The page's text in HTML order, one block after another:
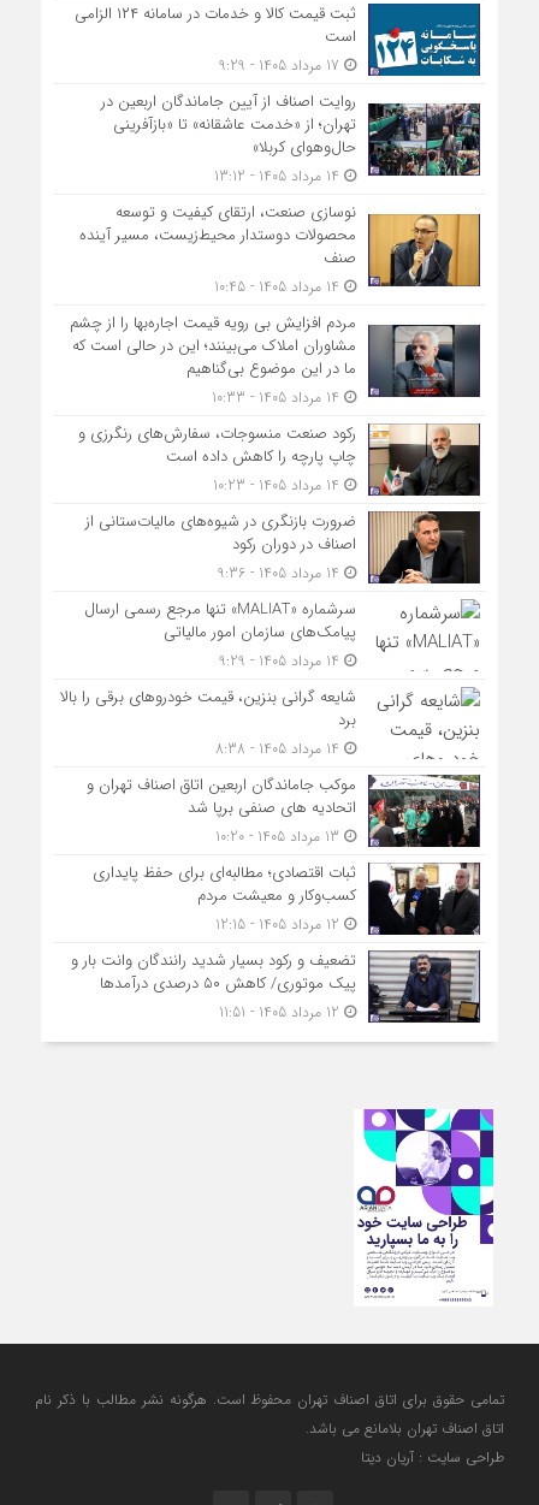
ثبت قیمت کالا و خدمات در سامانه ۱۲۴ الزامی
است
روایت اصناف از آیین جاماندگان اربعین در
تهران؛ از «خدمت عاشقانه» تا «بازآفرینی
حال‌وهوای کربلا»
نوسازی صنعت، ارتقای کیفیت و توسعه
محصولات دوستدار محیط‌زیست، مسیر آینده
صنف
مردم افزایش بی رویه قیمت اجاره‌بها را از چشم
مشاوران املاک می‌بینند؛ این در حالی است که
ما در این موضوع بی‌گناهیم
رکود صنعت منسوجات، سفارش‌های رنگرزی و
چاپ پارچه را کاهش داده است
ضرورت بازنگری در شیوه‌های مالیات‌ستانی از
اصناف در دوران رکود
سرشماره «MALIAT» تنها مرجع رسمی ارسال
پیامک‌های سازمان امور مالیاتی
شایعه گرانی بنزین، قیمت خودروهای برقی را بالا
برد
موکب جاماندگان اربعین اتاق اصناف تهران و
اتحادیه های صنفی برپا شد
ثبات اقتصادی؛ مطالبه‌ای برای حفظ پایداری
کسب‌وکار و معیشت مردم
تضعیف و رکود بسیار شدید رانندگان وانت بار و
پیک موتوری/ کاهش ۵۰ درصدی درآمدها
تمامی حقوق برای اتاق اصناف تهران محفوظ است. هرگونه نشر مطالب با ذكر نام
اتاق اصناف تهران بلامانع مي باشد.
طراحی سایت : آریان دیتا